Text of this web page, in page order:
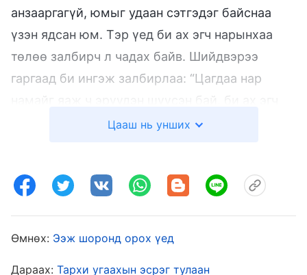
анзааргагүй, юмыг удаан сэтгэдэг байснаа
үзэн ядсан юм. Тэр үед би ах эгч нарынхаа
төлөө залбирч л чадах байв. Шийдвэрээ
гаргаад би ингэж залбирлаа: “Цагдаа нар
нараа хэзээ ч худалдахгүй. Би Иудас болж,
бялхаж байв.
эргүүлж, дээрэмчид шиг авирлаж байлаа. Тэд
бидний гар утас, найман видео тоглуулагч,
Цааш нь унших
Өмнөх: Ээж шоронд орох үед
Дараах: Тархи угаахын эсрэг тулаан